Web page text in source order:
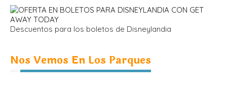
Descuentos para los boletos de Disneylandia
Nos Vemos En Los Parques